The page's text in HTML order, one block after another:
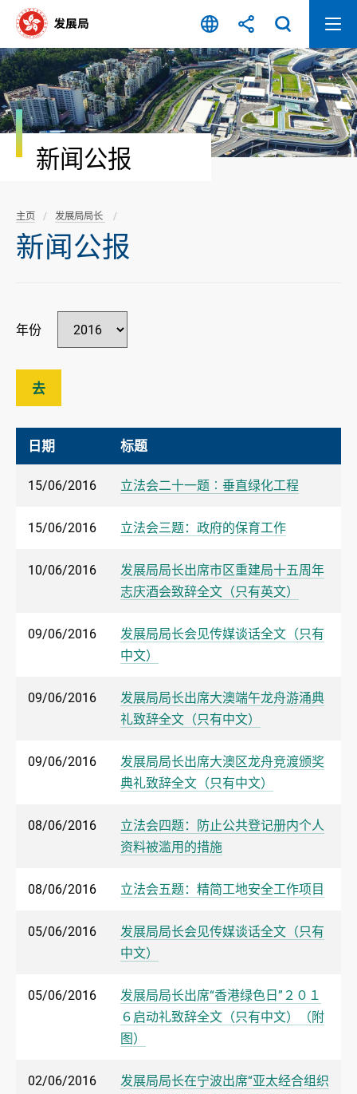
容
开
始
新闻公报
主页 发展局局长
新闻公报
年份
去
日期 标题
15/06/2016 立法会二十一题︰垂直绿化工程
15/06/2016 立法会三题：政府的保育工作
10/06/2016
发展局局长出席市区重建局十五周年
志庆酒会致辞全文（只有英文）
09/06/2016
发展局局长会见传媒谈话全文（只有
中文）
09/06/2016
发展局局长出席大澳端午龙舟游涌典
礼致辞全文（只有中文）
09/06/2016
发展局局长出席大澳区龙舟竞渡颁奖
典礼致辞全文（只有中文）
08/06/2016
立法会四题：防止公共登记册内个人
资料被滥用的措施
08/06/2016 立法会五题：精简工地安全工作项目
05/06/2016
发展局局长会见传媒谈话全文（只有
中文）
05/06/2016
发展局局长出席“香港绿色日”２０１
６启动礼致辞全文（只有中文）（附
图）
02/06/2016
发展局局长在宁波出席“亚太经合组织